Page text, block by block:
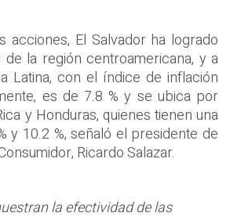
acciones, El Salvador ha logrado
la región centroamericana, y a
Latina, con el índice de inflación
es de 7.8 % y se ubica por
y Honduras, quienes tienen una
y 10.2 %, señaló el presidente de
Ricardo Salazar.
la efectividad de las